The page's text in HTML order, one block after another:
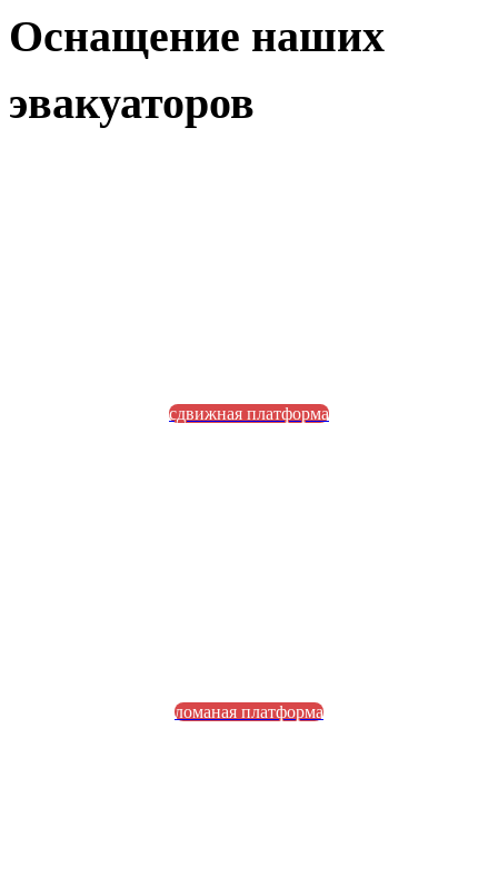
Оснащение наших
эвакуаторов
сдвижная платформа
ломаная платформа